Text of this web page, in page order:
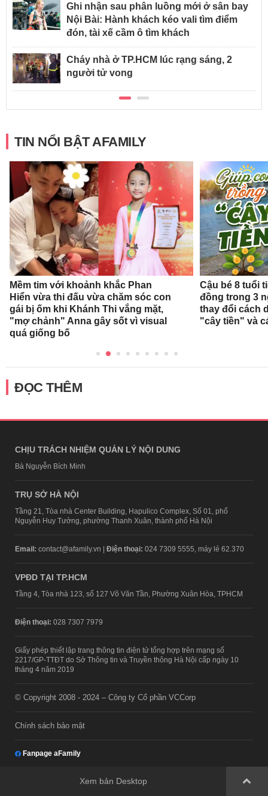
Ghi nhận sau phân luồng mới ở sân bay
Nội Bài: Hành khách kéo vali tìm điểm
đón, tài xế cầm ô tìm khách
Cháy nhà ở TP.HCM lúc rạng sáng, 2
người tử vong
TIN NỔI BẬT AFAMILY
Mềm tim với khoảnh khắc Phan
Hiển vừa thi đấu vừa chăm sóc con
gái bị ốm khi Khánh Thi vắng mặt,
"mợ chảnh" Anna gây sốt vì visual
quá giống bố
Cậu bé 8 tuổi
đồng trong 3
thay đổi cách
"cây tiền" và
ĐỌC THÊM
CHỊU TRÁCH NHIỆM QUẢN LÝ NỘI DUNG
Bà Nguyễn Bích Minh
TRỤ SỞ HÀ NỘI
Tầng 21, Tòa nhà Center Building, Hapulico Complex, Số 01, phố
Nguyễn Huy Tưởng, phường Thanh Xuân, thành phố Hà Nội
Email: contact@afamily.vn | Điện thoại: 024 7309 5555, máy lẻ 62.370
VPĐD TẠI TP.HCM
Tầng 4, Tòa nhà 123, số 127 Võ Văn Tần, Phường Xuân Hòa, TPHCM
Điện thoại: 028 7307 7979
Giấy phép thiết lập trang thông tin điện tử tổng hợp trên mạng số
2217/GP-TTĐT do Sở Thông tin và Truyền thông Hà Nội cấp ngày 10
tháng 4 năm 2019
© Copyright 2008 - 2024 – Công ty Cổ phần VCCorp
Chính sách bảo mật
Fanpage aFamily
Xem bản Desktop